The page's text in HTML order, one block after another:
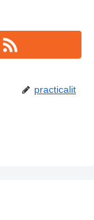
practicalit